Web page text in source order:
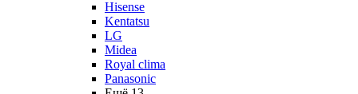
Hisense
Kentatsu
LG
Midea
Royal clima
Panasonic